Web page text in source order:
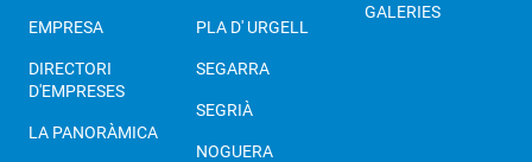
EMPRESA
DIRECTORI
D'EMPRESES
LA PANORÀMICA
PLA D' URGELL
SEGARRA
SEGRIÀ
NOGUERA
GALERIES